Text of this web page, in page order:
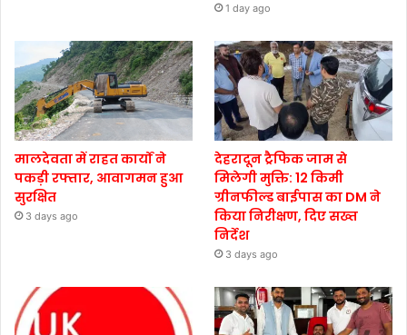
1 day ago
मालदेवता में राहत कार्यों ने
पकड़ी रफ्तार, आवागमन हुआ
सुरक्षित
3 days ago
देहरादून ट्रैफिक जाम से
मिलेगी मुक्ति: 12 किमी
ग्रीनफील्ड बाईपास का DM ने
किया निरीक्षण, दिए सख्त
निर्देश
3 days ago